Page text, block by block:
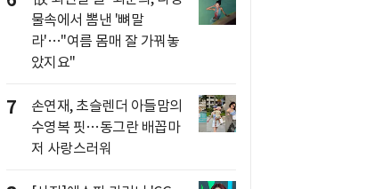
물속에서 뽐낸 '뼈말
라'…"여름 몸매 잘 가꿔놓
았지요"
7
손연재, 초슬렌더 아들맘의
수영복 핏…동그란 배꼽마
저 사랑스러워